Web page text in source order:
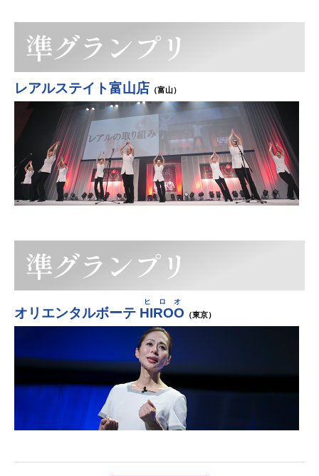
準グランプリ
レアルステイト富山店 （富山）
準グランプリ
オリエンタルボーテ HIROO
ヒロオ
（東京）